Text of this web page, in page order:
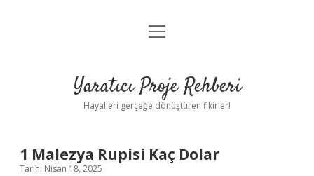
Anasayfa
Yasal Uyarı
menüyü
Yaratıcı Proje Rehberi
Hayalleri gerçeğe dönüştüren fikirler!
1 Malezya Rupisi Kaç Dolar
Tarih: Nisan 18, 2025